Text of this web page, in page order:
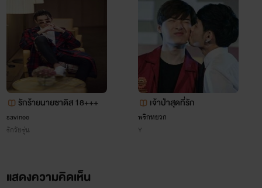
รักร้ายนายซาดิส 18+++
savinee
รักวัยรุ่น
เจ้าป่าสุดที่รัก
พริกหยวก
Y
แสดงความคิดเห็น